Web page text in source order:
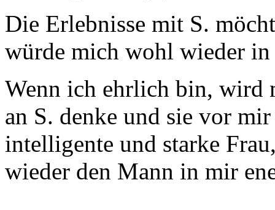
Die Erlebnisse mit S.
würde mich wohl wieder in
Wenn ich ehrlich bin, wird
an S. denke und sie vor
intelligente und starke
wieder den Mann in mir